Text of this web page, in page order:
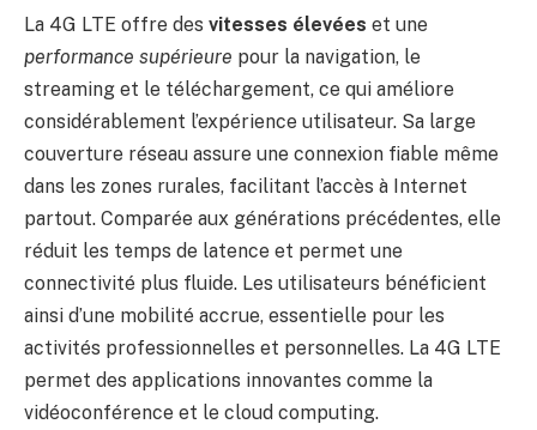
La 4G LTE offre des vitesses élevées et une
performance supérieure pour la navigation, le
streaming et le téléchargement, ce qui améliore
considérablement l’expérience utilisateur. Sa large
couverture réseau assure une connexion fiable même
dans les zones rurales, facilitant l’accès à Internet
partout. Comparée aux générations précédentes, elle
réduit les temps de latence et permet une
connectivité plus fluide. Les utilisateurs bénéficient
ainsi d’une mobilité accrue, essentielle pour les
activités professionnelles et personnelles. La 4G LTE
permet des applications innovantes comme la
vidéoconférence et le cloud computing.